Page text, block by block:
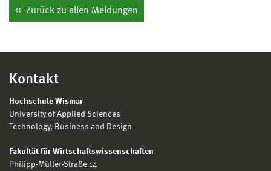
Zurück zu allen Meldungen
Kontakt
Hochschule Wismar
University of Applied Sciences
Technology, Business and Design
Fakultät für Wirtschaftswissenschaften
Philipp-Müller-Straße 14